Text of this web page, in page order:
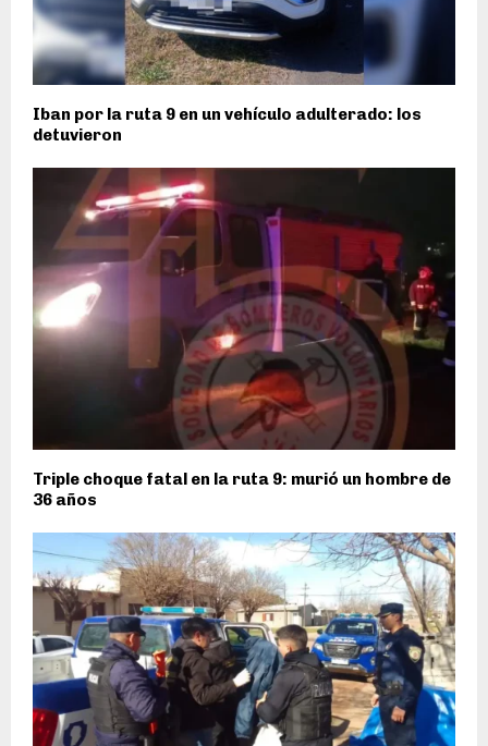
Iban por la ruta 9 en un vehículo adulterado: los
detuvieron
Triple choque fatal en la ruta 9: murió un hombre de
36 años